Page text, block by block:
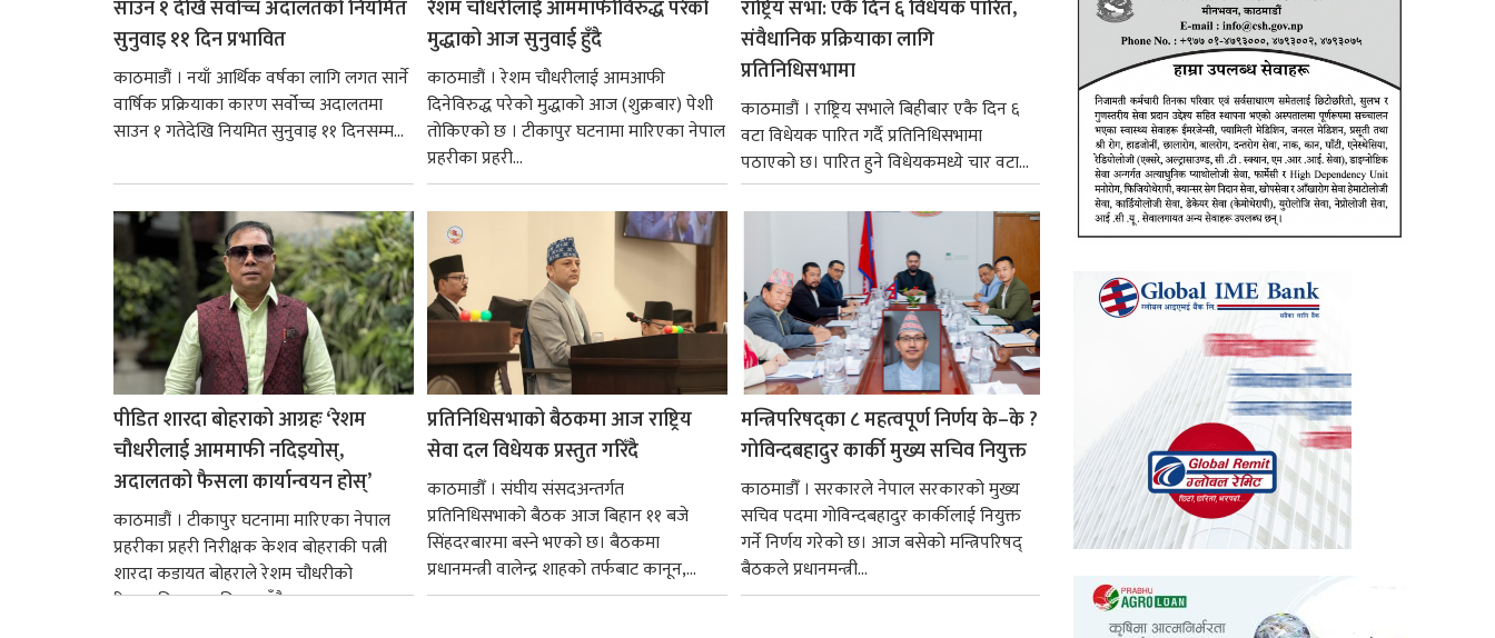
साउन १ देखि सर्वोच्च अदालतको नियमित
सुनुवाइ ११ दिन प्रभावित
काठमाडौं । नयाँ आर्थिक वर्षका लागि लगत सार्ने
वार्षिक प्रक्रियाका कारण सर्वोच्च अदालतमा
साउन १ गतेदेखि नियमित सुनुवाइ ११ दिनसम्म...
रेशम चौधरीलाई आममाफीविरुद्ध परेको
मुद्धाको आज सुनुवाई हुँदै
काठमाडौं । रेशम चौधरीलाई आमआफी
दिनेविरुद्ध परेको मुद्धाको आज (शुक्रबार) पेशी
तोकिएको छ । टीकापुर घटनामा मारिएका नेपाल
प्रहरीका प्रहरी...
राष्ट्रिय सभा: एकै दिन ६ विधेयक पारित,
संवैधानिक प्रक्रियाका लागि
प्रतिनिधिसभामा
काठमाडौं । राष्ट्रिय सभाले बिहीबार एकै दिन ६
वटा विधेयक पारित गर्दै प्रतिनिधिसभामा
पठाएको छ। पारित हुने विधेयकमध्ये चार वटा...
पीडित शारदा बोहराको आग्रहः ‘रेशम
चौधरीलाई आममाफी नदिइयोस्,
अदालतको फैसला कार्यान्वयन होस्’
काठमाडौं । टीकापुर घटनामा मारिएका नेपाल
प्रहरीका प्रहरी निरीक्षक केशव बोहराकी पत्नी
शारदा कडायत बोहराले रेशम चौधरीको
रिहाइप्रति असहमति जनाउँदै...
प्रतिनिधिसभाको बैठकमा आज राष्ट्रिय
सेवा दल विधेयक प्रस्तुत गरिँदै
काठमाडौँ । संघीय संसदअन्तर्गत
प्रतिनिधिसभाको बैठक आज बिहान ११ बजे
सिंहदरबारमा बस्ने भएको छ। बैठकमा
प्रधानमन्त्री वालेन्द्र शाहको तर्फबाट कानून,...
मन्त्रिपरिषद्का ८ महत्वपूर्ण निर्णय के–के ?
गोविन्दबहादुर कार्की मुख्य सचिव नियुक्त
काठमाडौँ । सरकारले नेपाल सरकारको मुख्य
सचिव पदमा गोविन्दबहादुर कार्कीलाई नियुक्त
गर्ने निर्णय गरेको छ। आज बसेको मन्त्रिपरिषद्
बैठकले प्रधानमन्त्री...